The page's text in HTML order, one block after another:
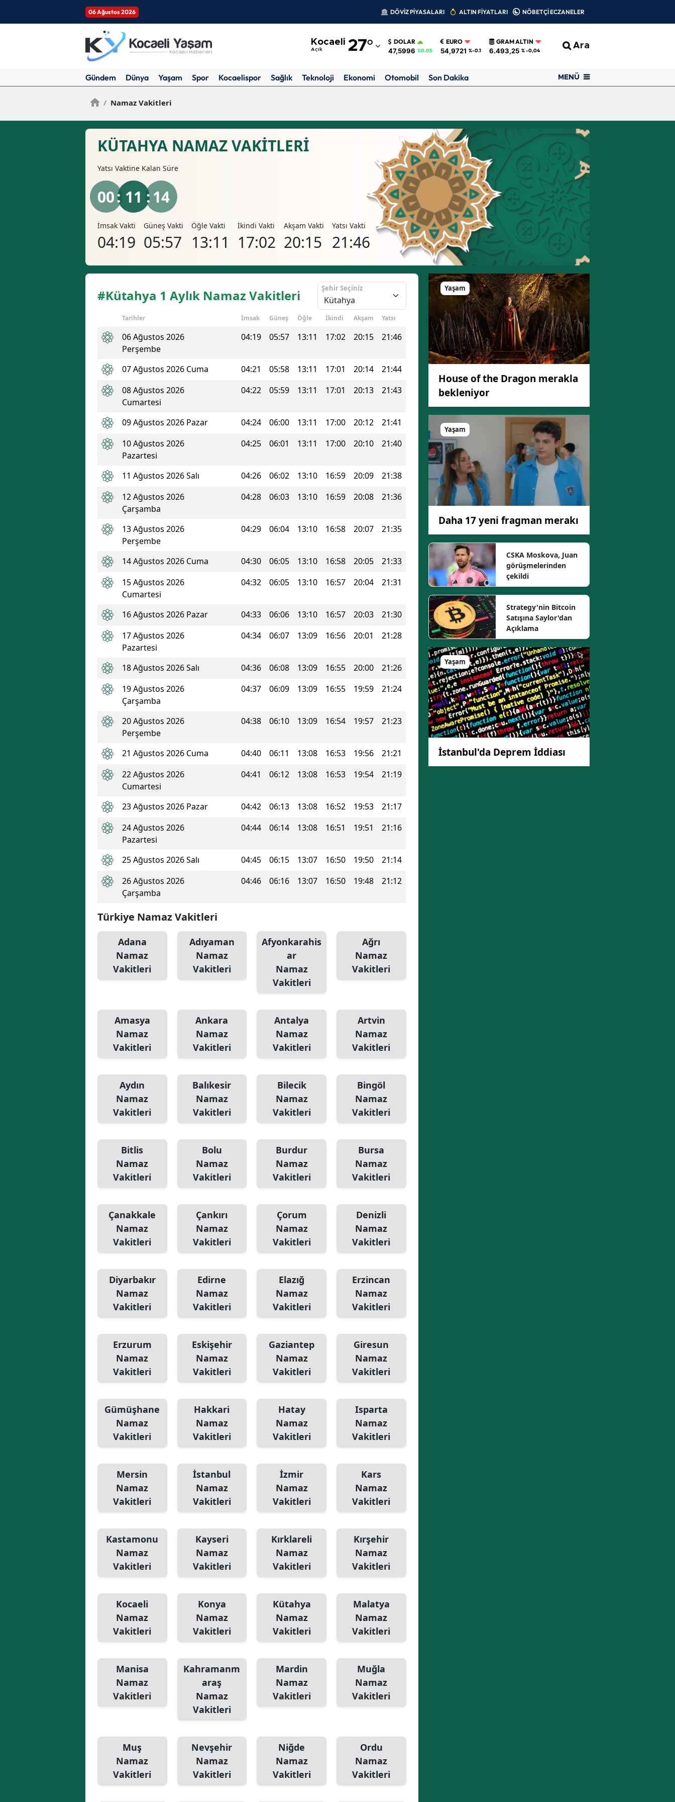
06 Ağustos 2026 DÖVİZ PİYASALARI ALTIN FİYATLARI NÖBETÇİ ECZANELER
Kocaeli
Açık 27°
Adıyaman
Bilecik
Bolu
Burdur
Bursa
Denizli
Diyarbakır
Erzurum
Gaziantep
Giresun
Isparta
Mersin
Kars
Kastamonu
Kırşehir
Kocaeli
Kahramanmaraş
Mardin
Niğde
Sakarya
Samsun
Sivas
Trabzon
Şırnak
Iğdır
Yalova
Osmaniye
DOLAR
47,5996 %0.05
EURO
54,9721 %-0.1
GRAM ALTIN
6.493,25 % -0,04 Ara
Gündem Dünya Yaşam Spor Kocaelispor Sağlık Teknoloji Ekonomi Otomobil Son Dakika MENÜ
/ Namaz Vakitleri
KÜTAHYA NAMAZ VAKİTLERİ
Yatsı Vaktine Kalan Süre
00: 11 :13
İmsak Vakti
04:19
Güneş Vakti
05:57
Öğle Vakti
13:11
İkindi Vakti
17:02
Akşam Vakti
20:15
Yatsı Vakti
21:46
#Kütahya 1 Aylık Namaz Vakitleri Şehir Seçiniz
Tarihler İmsak Güneş Öğle İkindi Akşam Yatsı
06 Ağustos 2026
Perşembe
04:19 05:57 13:11 17:02 20:15 21:46
07 Ağustos 2026 Cuma 04:21 05:58 13:11 17:01 20:14
21:44
08 Ağustos 2026
Cumartesi
04:22 05:59 13:11 17:01 20:13 21:43
09 Ağustos 2026 Pazar 04:24 06:00 13:11 17:00 20:12
21:41
10 Ağustos 2026
Pazartesi
04:25 06:01 13:11 17:00 20:10 21:40
11 Ağustos 2026 Salı 04:26 06:02 13:10 16:59 20:09
21:38
12 Ağustos 2026
Çarşamba
04:28 06:03 13:10 16:59 20:08 21:36
13 Ağustos 2026
Perşembe
04:29 06:04 13:10 16:58 20:07 21:35
14 Ağustos 2026 Cuma 04:30 06:05 13:10 16:58 20:05
21:33
15 Ağustos 2026
Cumartesi
04:32 06:05 13:10 16:57 20:04 21:31
16 Ağustos 2026 Pazar 04:33 06:06 13:10 16:57 20:03
21:30
17 Ağustos 2026
Pazartesi
04:34 06:07 13:09 16:56 20:01 21:28
18 Ağustos 2026 Salı 04:36 06:08 13:09 16:55 20:00
21:26
19 Ağustos 2026
Çarşamba
04:37 06:09 13:09 16:55 19:59 21:24
20 Ağustos 2026
Perşembe
04:38 06:10 13:09 16:54 19:57 21:23
21 Ağustos 2026 Cuma 04:40 06:11 13:08 16:53 19:56
21:21
22 Ağustos 2026
Cumartesi
04:41 06:12 13:08 16:53 19:54 21:19
23 Ağustos 2026 Pazar 04:42 06:13 13:08 16:52 19:53
21:17
24 Ağustos 2026
Pazartesi
04:44 06:14 13:08 16:51 19:51 21:16
25 Ağustos 2026 Salı 04:45 06:15 13:07 16:50 19:50
21:14
26 Ağustos 2026
Çarşamba
04:46 06:16 13:07 16:50 19:48 21:12
Türkiye Namaz Vakitleri
Adana
Namaz
Vakitleri
Adıyaman
Namaz
Vakitleri
Afyonkarahis
ar
Namaz
Vakitleri
Ağrı
Namaz
Vakitleri
Amasya
Namaz
Vakitleri
Ankara
Namaz
Vakitleri
Antalya
Namaz
Vakitleri
Artvin
Namaz
Vakitleri
Aydın
Namaz
Vakitleri
Balıkesir
Namaz
Vakitleri
Bilecik
Namaz
Vakitleri
Bingöl
Namaz
Vakitleri
Bitlis
Namaz
Vakitleri
Bolu
Namaz
Vakitleri
Burdur
Namaz
Vakitleri
Bursa
Namaz
Vakitleri
Çanakkale
Namaz
Vakitleri
Çankırı
Namaz
Vakitleri
Çorum
Namaz
Vakitleri
Denizli
Namaz
Vakitleri
Diyarbakır
Namaz
Vakitleri
Edirne
Namaz
Vakitleri
Elazığ
Namaz
Vakitleri
Erzincan
Namaz
Vakitleri
Erzurum
Namaz
Vakitleri
Eskişehir
Namaz
Vakitleri
Gaziantep
Namaz
Vakitleri
Giresun
Namaz
Vakitleri
Gümüşhane
Namaz
Vakitleri
Hakkari
Namaz
Vakitleri
Hatay
Namaz
Vakitleri
Isparta
Namaz
Vakitleri
Mersin
Namaz
Vakitleri
İstanbul
Namaz
Vakitleri
İzmir
Namaz
Vakitleri
Kars
Namaz
Vakitleri
Kastamonu
Namaz
Vakitleri
Kayseri
Namaz
Vakitleri
Kırklareli
Namaz
Vakitleri
Kırşehir
Namaz
Vakitleri
Kocaeli
Namaz
Vakitleri
Konya
Namaz
Vakitleri
Kütahya
Namaz
Vakitleri
Malatya
Namaz
Vakitleri
Manisa
Namaz
Vakitleri
Kahramanm
araş
Namaz
Vakitleri
Mardin
Namaz
Vakitleri
Muğla
Namaz
Vakitleri
Muş
Namaz
Vakitleri
Nevşehir
Namaz
Vakitleri
Niğde
Namaz
Vakitleri
Ordu
Namaz
Vakitleri
Yaşam
House of the Dragon merakla
bekleniyor
Yaşam
Daha 17 yeni fragman merakı
CSKA Moskova, Juan
görüşmelerinden
çekildi
Strategy'nin Bitcoin
Satışına Saylor'dan
Açıklama
Yaşam
İstanbul'da Deprem İddiası